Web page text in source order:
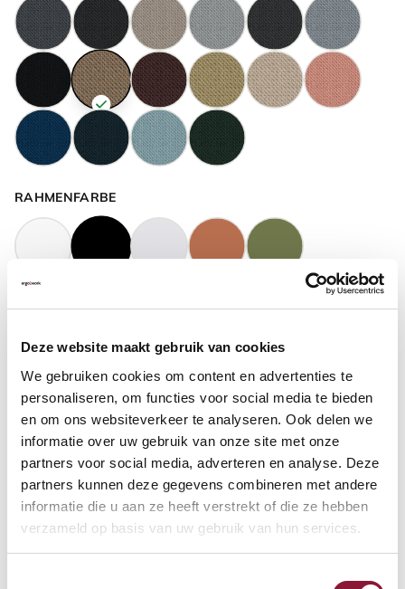
Deze website maakt gebruik van cookies
We gebruiken cookies om content en advertenties te
personaliseren, om functies voor social media te bieden
en om ons websiteverkeer te analyseren. Ook delen we
informatie over uw gebruik van onze site met onze
partners voor social media, adverteren en analyse. Deze
partners kunnen deze gegevens combineren met andere
informatie die u aan ze heeft verstrekt of die ze hebben
verzameld op basis van uw gebruik van hun services.
RAHMENFARBE
GASFEDERHÖHE
BODENKONTAKT
FUSSRING ?